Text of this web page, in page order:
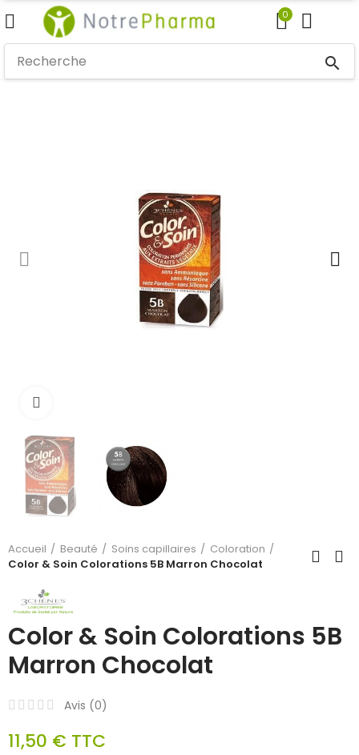
0
search
Accueil Beauté Soins capillaires
Coloration
Color & Soin Colorations 5B Marron Chocolat
Color & Soin Colorations 5B
Marron Chocolat
Avis (0)
11,50 € TTC